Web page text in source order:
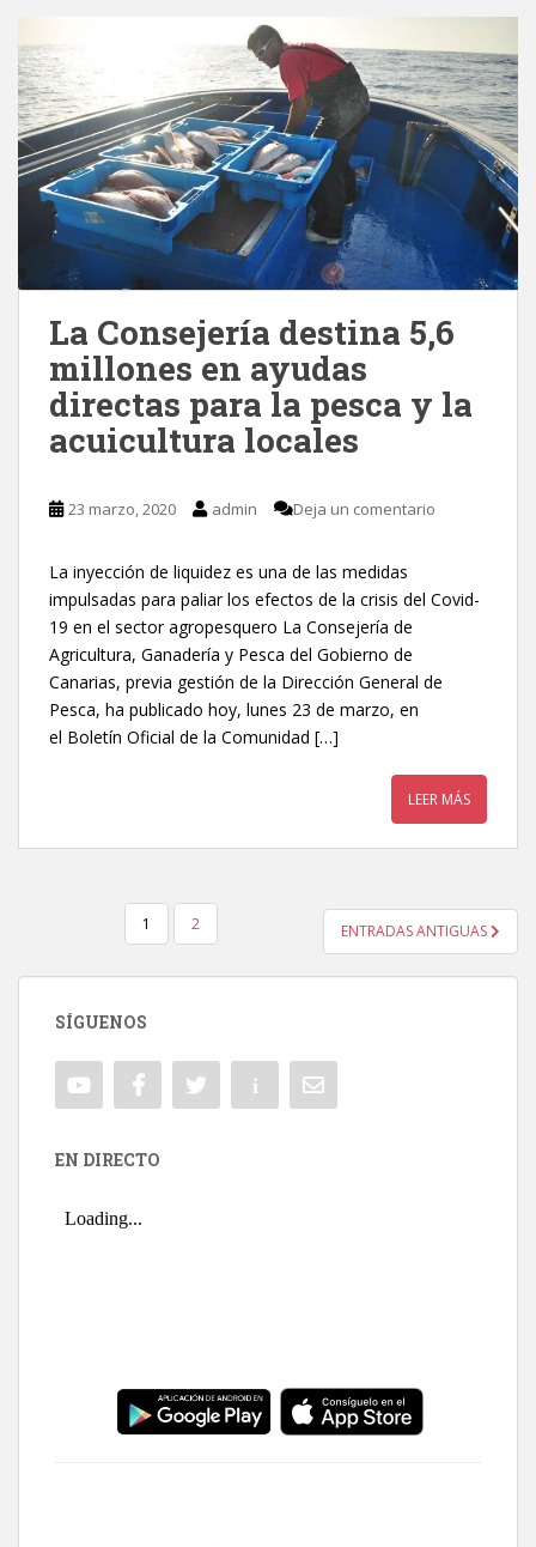
La Consejería destina 5,6
millones en ayudas
directas para la pesca y la
acuicultura locales
23 marzo, 2020 admin Deja un comentario
La inyección de liquidez es una de las medidas
impulsadas para paliar los efectos de la crisis del Covid-
19 en el sector agropesquero La Consejería de
Agricultura, Ganadería y Pesca del Gobierno de
Canarias, previa gestión de la Dirección General de
Pesca, ha publicado hoy, lunes 23 de marzo, en
el Boletín Oficial de la Comunidad […]
LEER MÁS
NAVEGACIÓN DE ENTRADAS
1 2 ENTRADAS ANTIGUAS
SÍGUENOS
EN DIRECTO